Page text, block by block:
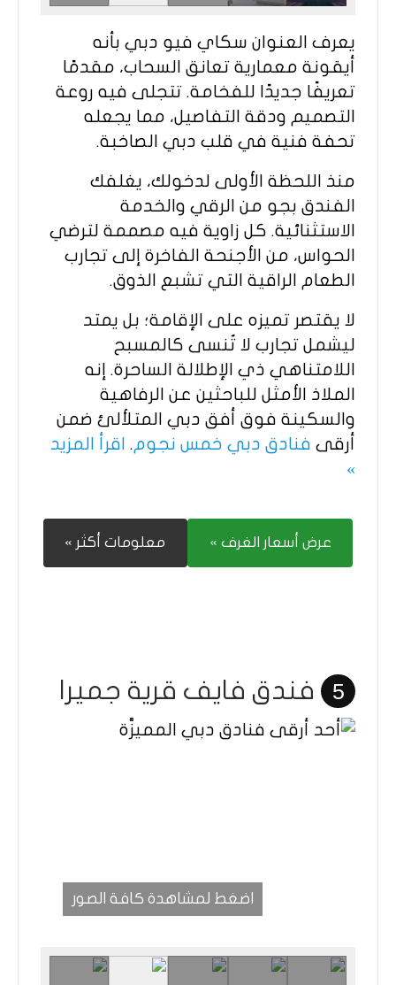
يعرف العنوان سكاي فيو دبي بأنه
أيقونة معمارية تعانق السحاب، مقدمًا
تعريفًا جديدًا للفخامة. تتجلى فيه روعة
التصميم ودقة التفاصيل، مما يجعله
تحفة فنية في قلب دبي الصاخبة.
منذ اللحظة الأولى لدخولك، يغلفك
الفندق بجو من الرقي والخدمة
الاستثنائية. كل زاوية فيه مصممة لترضي
الحواس، من الأجنحة الفاخرة إلى تجارب
الطعام الراقية التي تشبع الذوق.
لا يقتصر تميزه على الإقامة؛ بل يمتد
ليشمل تجارب لا تُنسى كالمسبح
اللامتناهي ذي الإطلالة الساحرة. إنه
الملاذ الأمثل للباحثين عن الرفاهية
والسكينة فوق أفق دبي المتلألئ ضمن
أرقى فنادق دبي خمس نجوم. اقرأ المزيد
»
عرض أسعار الغرف » معلومات أكثر »
5 فندق فايف قرية جميرا
اضغط لمشاهدة كافة الصور